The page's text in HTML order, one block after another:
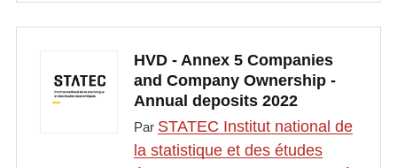
HVD - Annex 5 Companies
and Company Ownership -
Annual deposits 2022
Par STATEC Institut national de
la statistique et des études